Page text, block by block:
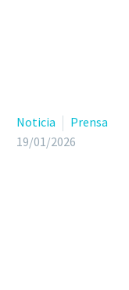
Noticia
Prensa
19/01/2026